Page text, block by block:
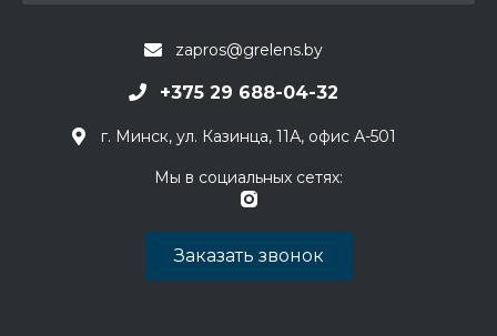
zapros@grelens.by
+375 29 688-04-32
г. Минск, ул. Казинца, 11А, офис А-501
Мы в социальных сетях:
Заказать звонок